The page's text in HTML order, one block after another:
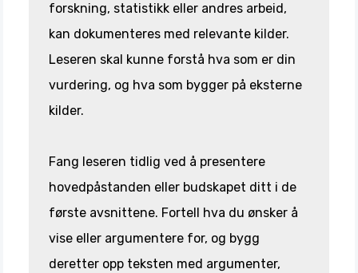
forskning, statistikk eller andres arbeid,
kan dokumenteres med relevante kilder.
Leseren skal kunne forstå hva som er din
vurdering, og hva som bygger på eksterne
kilder.
Fang leseren tidlig ved å presentere
hovedpåstanden eller budskapet ditt i de
første avsnittene. Fortell hva du ønsker å
vise eller argumentere for, og bygg
deretter opp teksten med argumenter,